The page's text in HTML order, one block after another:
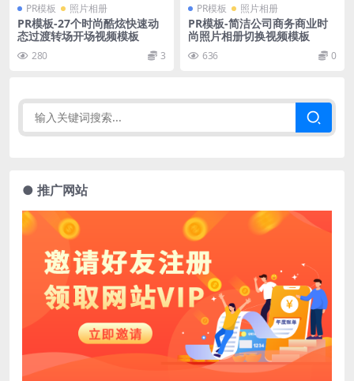
PR模板 照片相册
PR模板-27个时尚酷炫快速动
态过渡转场开场视频模板
280 3
PR模板 照片相册
PR模板-简洁公司商务商业时
尚照片相册切换视频模板
636 0
● 推广网站